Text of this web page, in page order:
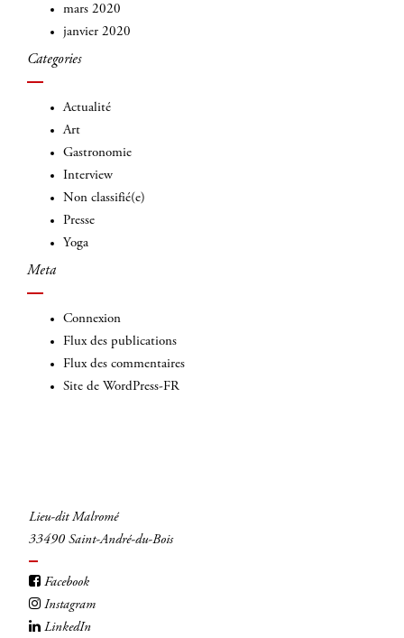
mars 2020
janvier 2020
Categories
Actualité
Art
Gastronomie
Interview
Non classifié(e)
Presse
Yoga
Meta
Connexion
Flux des publications
Flux des commentaires
Site de WordPress-FR
Lieu-dit Malromé
33490 Saint-André-du-Bois
Facebook
Instagram
LinkedIn